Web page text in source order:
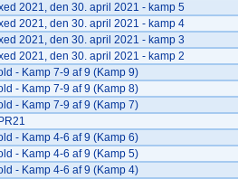
2021, den 30. april 2021 - kamp 5
2021, den 30. april 2021 - kamp 4
2021, den 30. april 2021 - kamp 3
2021, den 30. april 2021 - kamp 2
- Kamp 7-9 af 9 (Kamp 9)
- Kamp 7-9 af 9 (Kamp 8)
- Kamp 7-9 af 9 (Kamp 7)
- Kamp 4-6 af 9 (Kamp 6)
- Kamp 4-6 af 9 (Kamp 5)
- Kamp 4-6 af 9 (Kamp 4)